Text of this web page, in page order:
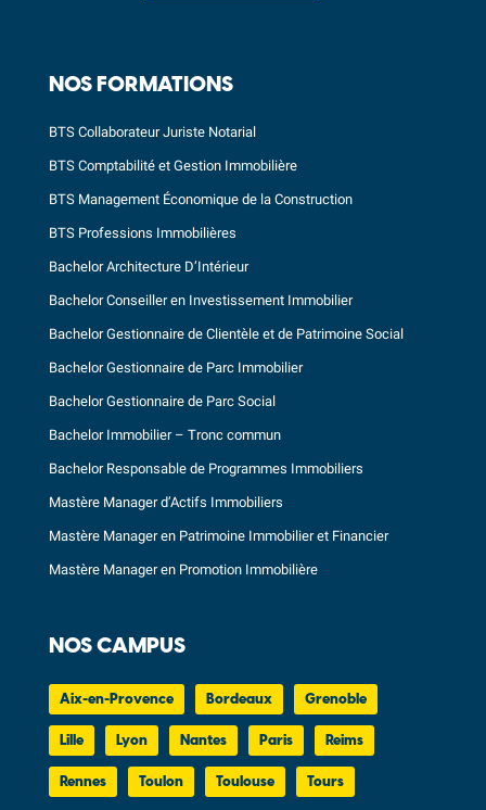
NOS FORMATIONS
BTS Collaborateur Juriste Notarial
BTS Comptabilité et Gestion Immobilière
BTS Management Économique de la Construction
BTS Professions Immobilières
Bachelor Architecture D’Intérieur
Bachelor Conseiller en Investissement Immobilier
Bachelor Gestionnaire de Clientèle et de Patrimoine Social
Bachelor Gestionnaire de Parc Immobilier
Bachelor Gestionnaire de Parc Social
Bachelor Immobilier – Tronc commun
Bachelor Responsable de Programmes Immobiliers
Mastère Manager d’Actifs Immobiliers
Mastère Manager en Patrimoine Immobilier et Financier
Mastère Manager en Promotion Immobilière
NOS CAMPUS
Aix-en-Provence Bordeaux Grenoble
Lille Lyon Nantes Paris Reims
Rennes Toulon Toulouse Tours